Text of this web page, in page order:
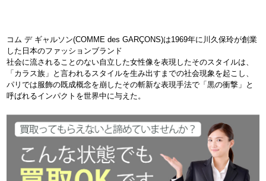
コム デ ギャルソン(COMME des GARÇONS)は1969年に川久保玲が創業
した日本のファッションブランド
社会に流されることのない自立した女性像を表現したそのスタイルは、
「カラス族」と言われるスタイルを生み出すまでの社会現象を起こし、
パリでは服飾の既成概念を崩したその斬新な表現手法で「黒の衝撃」と
呼ばれるインパクトを世界中に与えた。